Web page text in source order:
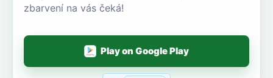
zbarvení na vás čeká!
Play on Google Play